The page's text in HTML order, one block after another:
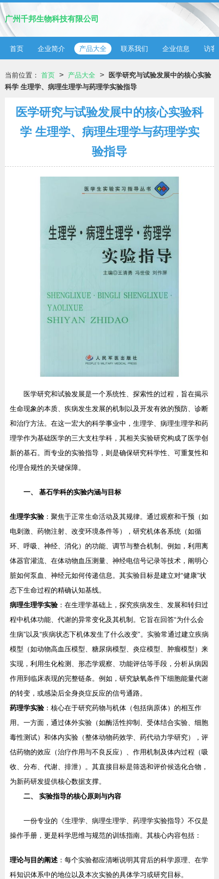
广州千邦生物科技有限公司
首页 企业简介 产品大全 联系我们 企业信息 访客
当前位置： 首页 > 产品大全 >
医学研究与试验发展中的核心实验
科学 生理学、病理生理学与药理学实验指导
医学研究与试验发展中的核心实验科
学 生理学、病理生理学与药理学实
验指导
医学研究和试验发展是一个系统性、探索性的过程，旨在揭示
生命现象的本质、疾病发生发展的机制以及开发有效的预防、诊断
和治疗方法。在这一宏大的科学事业中，生理学、病理生理学和药
理学作为基础医学的三大支柱学科，其相关实验研究构成了医学创
新的基石。而专业的实验指导，则是确保研究科学性、可重复性和
伦理合规性的关键保障。
一、 基石学科的实验内涵与目标
生理学实验 ：聚焦于正常生命活动及其规律。通过观察和干预（如
电刺激、药物注射、改变环境条件等），研究机体各系统（如循
环、呼吸、神经、消化）的功能、调节与整合机制。例如，利用离
体器官灌流、在体动物血压测量、神经电信号记录等技术，阐明心
脏如何泵血、神经元如何传递信息。其实验目标是建立对“健康”状
态下生命过程的精确认知基线。
病理生理学实验 ：在生理学基础上，探究疾病发生、发展和转归过
程中机体功能、代谢的异常变化及其机制。它旨在回答“为什么会
生病”以及“疾病状态下机体发生了什么改变”。实验常通过建立疾病
模型（如动物高血压模型、糖尿病模型、炎症模型、肿瘤模型）来
实现，利用生化检测、形态学观察、功能评估等手段，分析从病因
作用到临床表现的完整链条。例如，研究缺氧条件下细胞能量代谢
的转变，或感染后全身炎症反应的信号通路。
药理学实验 ：核心在于研究药物与机体（包括病原体）的相互作
用。一方面，通过体外实验（如酶活性抑制、受体结合实验、细胞
毒性测试）和体内实验（整体动物药效学、药代动力学研究），评
估药物的效应（治疗作用与不良反应）、作用机制及体内过程（吸
收、分布、代谢、排泄）。其直接目标是筛选和评价候选化合物，
为新药研发提供核心数据支撑。
二、 实验指导的核心原则与内容
一份专业的《生理学、病理生理学、药理学实验指导》不仅是
操作手册，更是科学思维与规范的训练指南。其核心内容包括：
理论与目的阐述 ：每个实验都应清晰说明其背后的科学原理、在学
科知识体系中的地位以及本次实验的具体学习或研究目标。